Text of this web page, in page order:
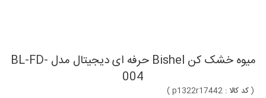
میوه خشک کن Bishel حرفه ای دیجیتال مدل BL-FD-
004
(کد کالا : p1322r17442
)